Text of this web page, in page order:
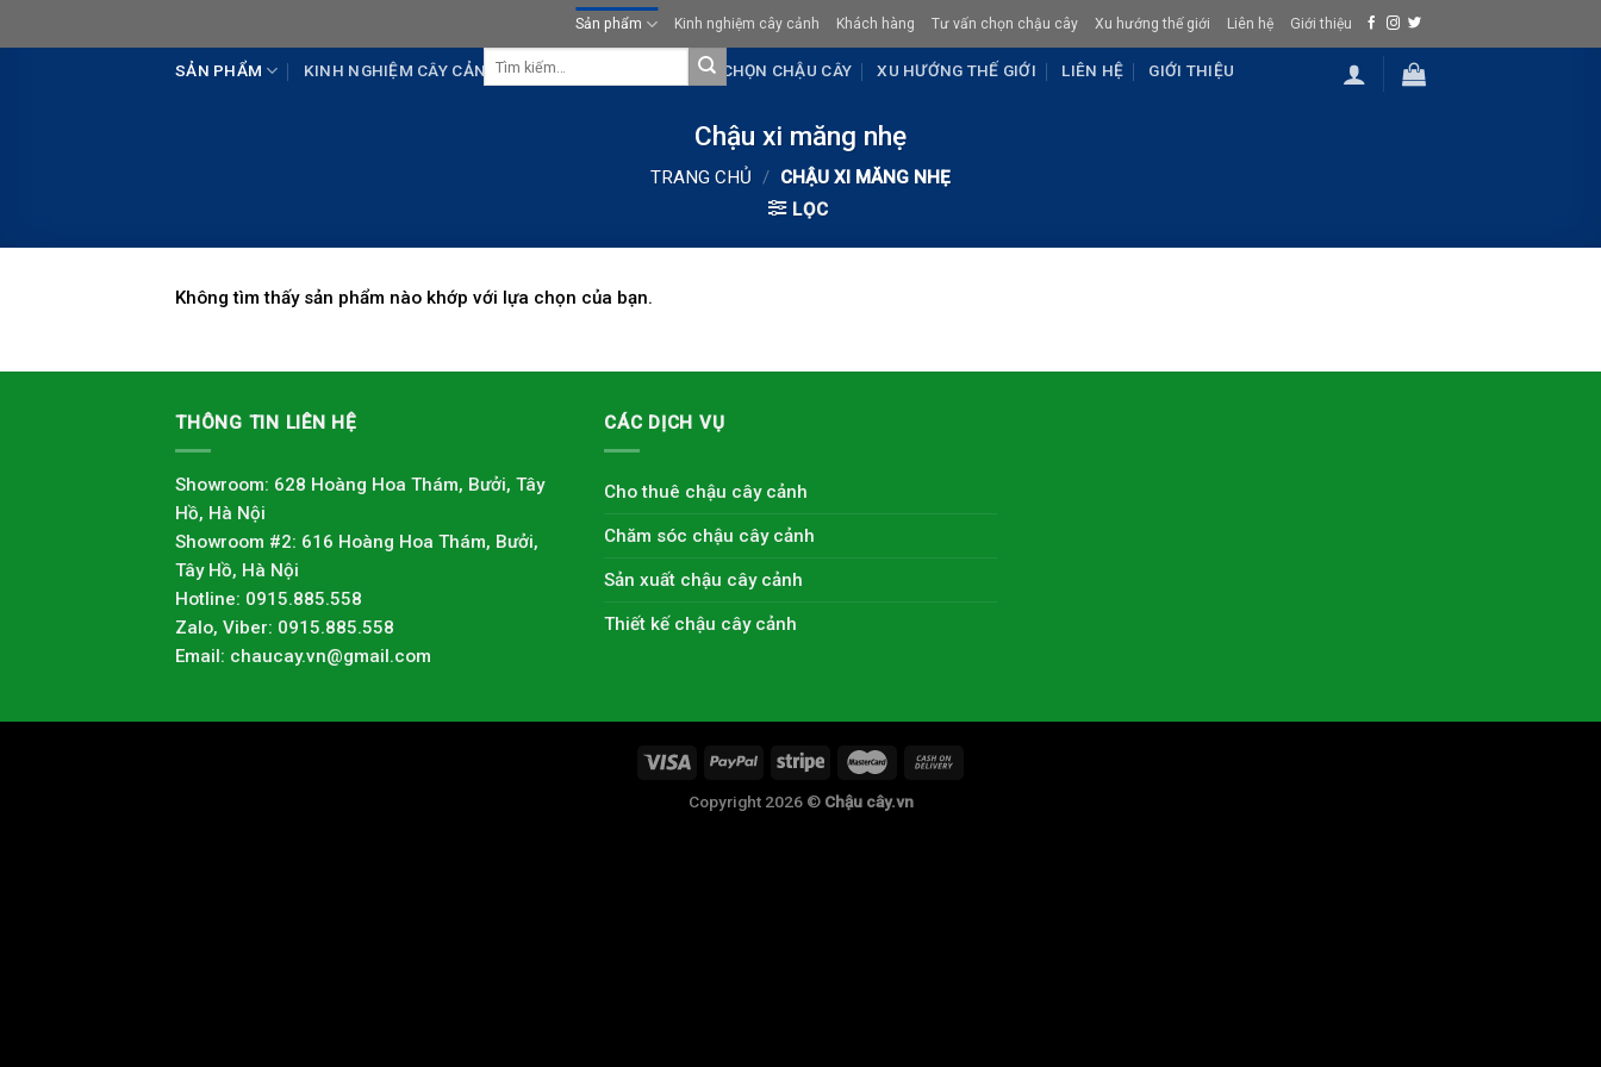
Sản phẩm Kinh nghiệm cây cảnh Khách hàng Tư vấn chọn chậu cây Xu hướng thế giới Liên hệ Giới thiệu
Tìm
kiếm:
SẢN PHẨM KINH NGHIỆM CÂY CẢNH KHÁCH HÀNG TƯ VẤN CHỌN CHẬU CÂY XU HƯỚNG THẾ GIỚI LIÊN HỆ GIỚI THIỆU
Chậu xi măng nhẹ
TRANG CHỦ / CHẬU XI MĂNG NHẸ
LỌC
Không tìm thấy sản phẩm nào khớp với lựa chọn của bạn.
THÔNG TIN LIÊN HỆ
Showroom: 628 Hoàng Hoa Thám, Bưởi, Tây
Hồ, Hà Nội
Showroom #2: 616 Hoàng Hoa Thám, Bưởi,
Tây Hồ, Hà Nội
Hotline: 0915.885.558
Zalo, Viber: 0915.885.558
Email: chaucay.vn@gmail.com
CÁC DỊCH VỤ
Cho thuê chậu cây cảnh
Chăm sóc chậu cây cảnh
Sản xuất chậu cây cảnh
Thiết kế chậu cây cảnh
Copyright 2026 © Chậu cây.vn